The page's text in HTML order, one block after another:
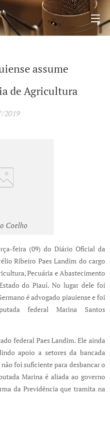
assume
de Agricultura
2019
Coelho
feira (09) do Diário Oficial da
Ribeiro Paes Landim do cargo
Pecuária e Abastecimento
do Piauí. No lugar dele foi
é advogado piauiense e foi
federal Marina Santos
federal Paes Landim. Ele ainda
apoio a setores da bancada
foi suficiente para desbancar o
Marina é aliada ao governo
da Previdência que tramita na